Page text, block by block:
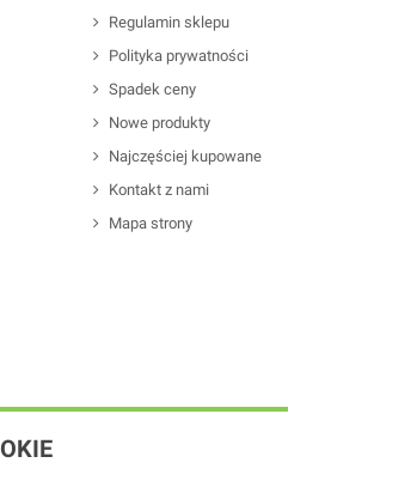
Regulamin sklepu
Polityka prywatności
Spadek ceny
Nowe produkty
Najczęściej kupowane
Kontakt z nami
Mapa strony